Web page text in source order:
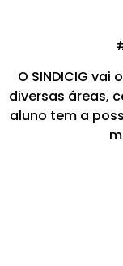
O SINDICIG
diversas áreas,
aluno tem a